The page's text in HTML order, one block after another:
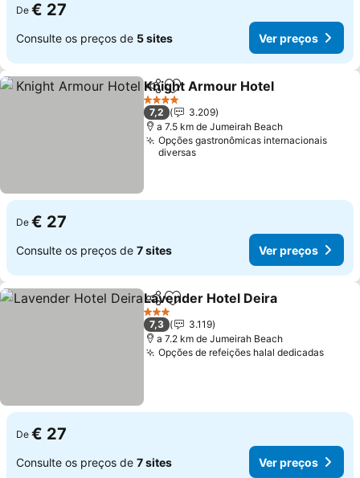
De € 27
Consulte os preços de 5 sites Ver preços
PartilharAdicionar aos favoritos
Knight Armour Hotel
4 Estrelas
7,2
3.209
a 7.5 km de Jumeirah Beach
Opções gastronômicas internacionais
diversas
De € 27
Consulte os preços de 7 sites Ver preços
PartilharAdicionar aos favoritos
Lavender Hotel Deira
3 Estrelas
7,3
3.119
a 7.2 km de Jumeirah Beach
Opções de refeições halal dedicadasVer
De € 27
Consulte os preços de 7 sites Ver preços